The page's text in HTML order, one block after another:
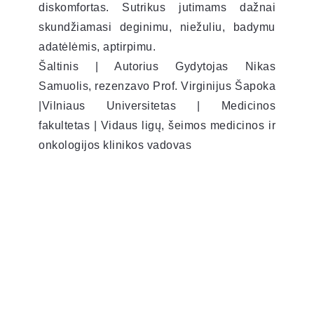
diskomfortas. Sutrikus jutimams dažnai
skundžiamasi deginimu, niežuliu, badymu
adatėlėmis, aptirpimu.
Šaltinis | Autorius Gydytojas Nikas
Samuolis, rezenzavo Prof. Virginijus Šapoka
|Vilniaus Universitetas | Medicinos
fakultetas | Vidaus ligų, šeimos medicinos ir
onkologijos klinikos vadovas